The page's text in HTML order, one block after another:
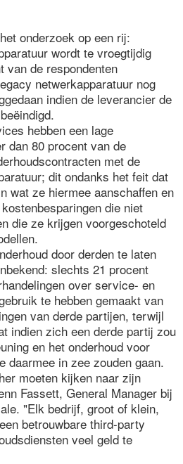
onderzoek op een rij:
wordt te vroegtijdig
van de respondenten
netwerkapparatuur nog
indien de leverancier de
hebben een lage
dan 80 procent van de
met de
dit ondanks het feit dat
wat ze hiermee aanschaffen en
die niet
die ze krijgen voorgeschoteld
door derden te laten
slechts 21 procent
over service- en
te hebben gemaakt van
van derde partijen, terwijl
indien zich een derde partij zou
en het onderhoud voor
daarmee in zee zouden gaan.
moeten kijken naar zijn
Fassett, General Manager bij
"Elk bedrijf, groot of klein,
betrouwbare third-party
veel geld te